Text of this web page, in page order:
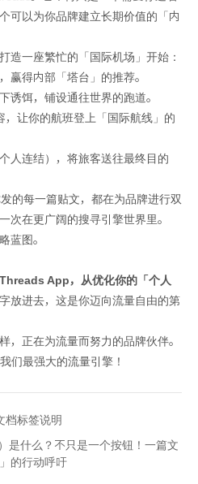
可以为你品牌建立长期价值的「内
造一座繁忙的「国际机场」开始：
赢得内部「塔台」的推荐。
诱饵，铺设通往世界的跑道。
，让你的航班登上「国际航线」的
人连结），将旅客送往最终目的
的每一篇贴文，都在为品牌进行双
次在更广阔的搜寻引擎世界里。
蓝图。
App，从优化你的「个人
放进去，这是你迈向流量自由的第
，正在为流量而努力的品牌伙伴。
们最强大的流量引擎！
档标签说明
是什么？不只是一个按钮！一篇文
的行动呼吁